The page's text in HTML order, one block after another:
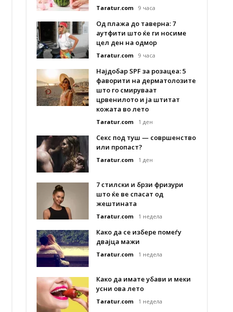
Taratur.com 9 часа
Од плажа до таверна: 7
аутфити што ќе ги носиме
цел ден на одмор
Taratur.com 9 часа
Најдобар SPF за розацеа: 5
фаворити на дерматолозите
што го смируваат
црвенилото и ја штитат
кожата во лето
Taratur.com 1 ден
Секс под туш — совршенство
или пропаст?
Taratur.com 1 ден
7 стилски и брзи фризури
што ќе ве спасат од
жештината
Taratur.com 1 недела
Како да се избере помеѓу
двајца мажи
Taratur.com 1 недела
Како да имате убави и меки
усни ова лето
Taratur.com 1 недела